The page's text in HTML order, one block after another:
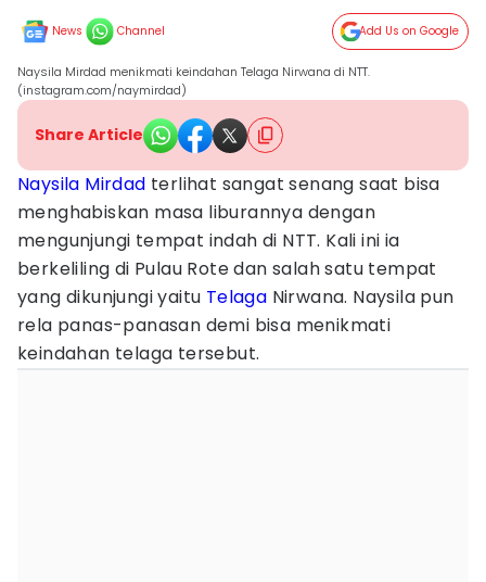
News Channel Add Us on Google
Naysila Mirdad menikmati keindahan Telaga Nirwana di NTT.
(instagram.com/naymirdad)
Share Article
Naysila Mirdad terlihat sangat senang saat bisa
menghabiskan masa liburannya dengan
mengunjungi tempat indah di NTT. Kali ini ia
berkeliling di Pulau Rote dan salah satu tempat
yang dikunjungi yaitu Telaga Nirwana. Naysila pun
rela panas-panasan demi bisa menikmati
keindahan telaga tersebut.